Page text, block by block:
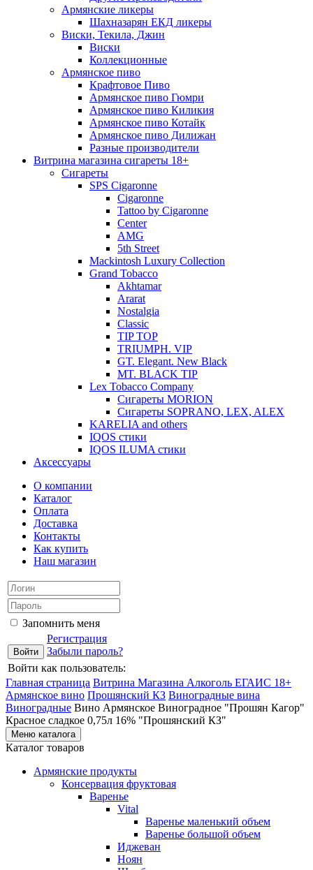
Армянские ликеры
Шахназарян ЕКД ликеры
Виски, Текила, Джин
Виски
Коллекционные
Армянское пиво
Крафтовое Пиво
Армянское пиво Гюмри
Армянское пиво Киликия
Армянское пиво Котайк
Армянское пиво Дилижан
Разные производители
Витрина магазина сигареты 18+
Cигареты
SPS Cigaronne
Сigaronne
Tattoo by Cigaronne
Center
AMG
5th Street
Mackintosh Luxury Collection
Grand Tobacco
Akhtamar
Ararat
Nostalgia
Classic
TIP TOP
TRIUMPH. VIP
GT. Elegant. New Black
MT. BLACK TIP
Lex Tobacco Company
Сигареты MORION
Сигареты SOPRANO, LEX, ALEX
KARELIA and others
IQOS стики
IQOS ILUMA стики
Аксессуары
О компании
Каталог
Оплата
Доставка
Контакты
Как купить
Наш магазин
Запомнить меня
Регистрация
Забыли пароль?
Войти как пользователь:
Главная страница Витрина Магазина Алкоголь ЕГАИС 18+
Армянское вино Прошянский КЗ Виноградные вина
Виноградные Вино Армянское Виноградное "Прошян Кагор"
Красное сладкое 0,75л 16% "Прошянский КЗ"
Меню каталога
Каталог товаров
Армянские продукты
Консервация фруктовая
Варенье
Vital
Варенье маленький объем
Варенье большой объем
Иджеван
Ноян